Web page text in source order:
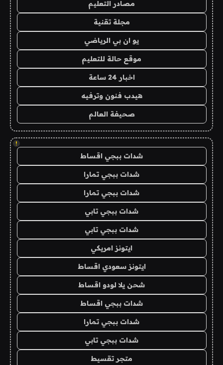
مصادر التعليم
مجلة تقنية
يو ان بي الرياضي
موقع حالة للتعليم
اخبار 24 ساعة
هيدب فنون وترفيه
صحيفة العالم
!
شدات ببجي اقساط
شدات ببجي تمارا
شدات ببجي تمارا
شدات ببجي تابي
شدات ببجي تابي
ايتونز امريكي
ايتونز سعودي اقساط
شحن يلا لودو اقساط
شدات ببجي اقساط
شدات ببجي تمارا
شدات ببجي تابي
متجر تقسيط